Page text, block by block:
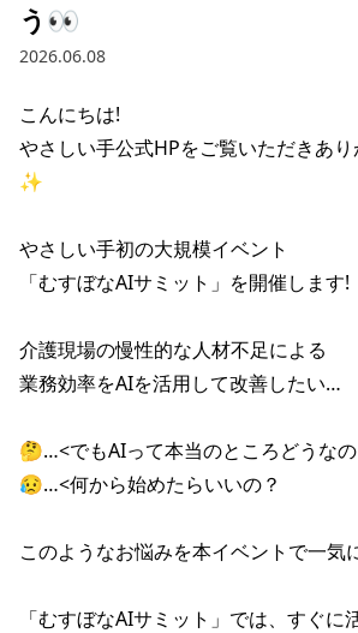
う👀
2026.06.08
こんにちは!
やさしい手公式HPをご覧いただきあ
✨
やさしい手初の大規模イベント
「むすぼなAIサミット」を開催します!
介護現場の慢性的な人材不足による
業務効率をAIを活用して改善したい…
🤔…<でもAIって本当のところどうなの
😥…<何から始めたらいいの？
このようなお悩みを本イベントで一気
「むすぼなAIサミット」では、すぐに